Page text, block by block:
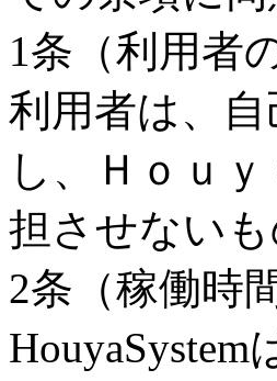
1条（利用者
利用者は、
し、Ｈｏｕ
担させない
2条（稼働時